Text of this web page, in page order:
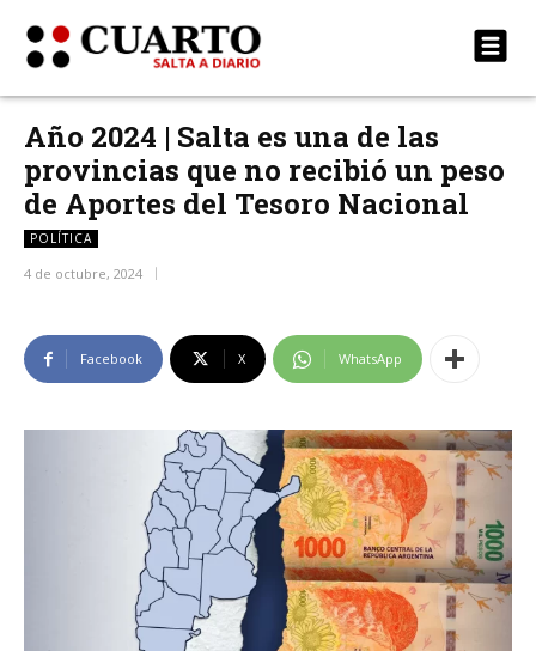
Año 2024 | Salta es una de las
provincias que no recibió un peso
de Aportes del Tesoro Nacional
POLÍTICA
4 de octubre, 2024
Facebook X WhatsApp